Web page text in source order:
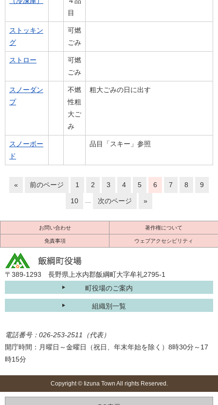
目
ストッキン
グ
可燃
ごみ
ストロー
可燃
ごみ
スノーダン
プ
不燃
性粗
大ご
み
粗大ごみの日に出す
スノーボー
ド
品目「スキー」参照
« 前のページ 1 2 3 4 5 6 7 8 9
10 ... 次のページ »
お問い合わせ 著作権について
免責事項 ウェブアクセシビリティ
〒389-1293 長野県上水内郡飯綱町大字牟礼2795-1
町役場のご案内
組織別一覧
電話番号：026-253-2511（代表）
開庁時間：月曜日～金曜日（祝日、年末年始を除く）8時30分～17
時15分
Copyright © Iizuna Town All rights Reserved.